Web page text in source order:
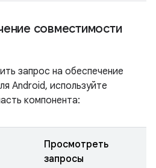
совместимости
запрос на обеспечение
Android, используйте
компонента:
Просмотреть
запросы